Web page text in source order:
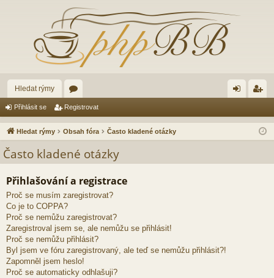
Hledat rýmy
ór
a lá
se
ist
va
Přihlásit se Registrovat
Hledat rýmy Obsah fóra Často kladené otázky
Často kladené otázky
Přihlašování a registrace
Proč se musím zaregistrovat?
Co je to COPPA?
Proč se nemůžu zaregistrovat?
Zaregistroval jsem se, ale nemůžu se přihlásit!
Proč se nemůžu přihlásit?
Byl jsem ve fóru zaregistrovaný, ale teď se nemůžu přihlásit?!
Zapomněl jsem heslo!
Proč se automaticky odhlašuji?